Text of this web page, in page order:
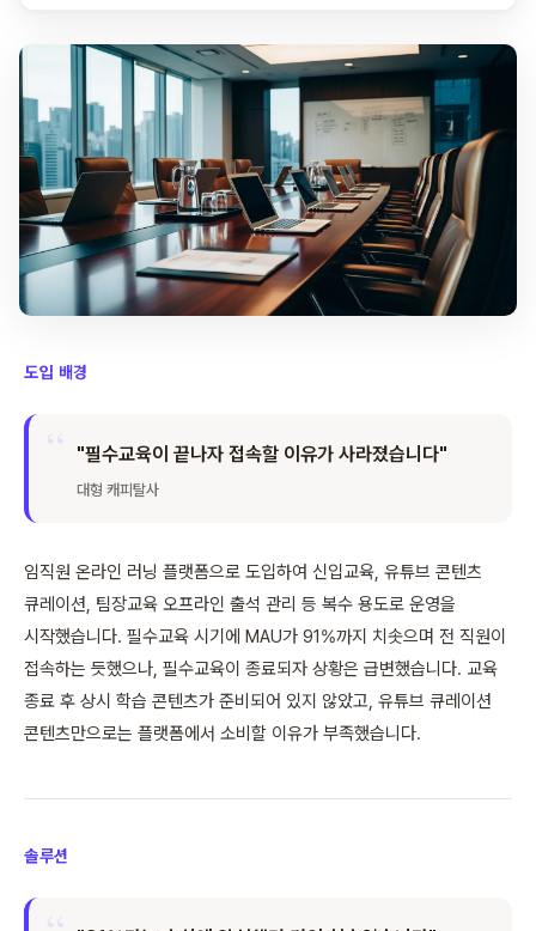
도입 배경
"필수교육이 끝나자 접속할 이유가 사라졌습니다"
대형 캐피탈사
임직원 온라인 러닝 플랫폼으로 도입하여 신입교육, 유튜브 콘텐츠
큐레이션, 팀장교육 오프라인 출석 관리 등 복수 용도로 운영을
시작했습니다. 필수교육 시기에 MAU가 91%까지 치솟으며 전 직원이
접속하는 듯했으나, 필수교육이 종료되자 상황은 급변했습니다. 교육
종료 후 상시 학습 콘텐츠가 준비되어 있지 않았고, 유튜브 큐레이션
콘텐츠만으로는 플랫폼에서 소비할 이유가 부족했습니다.
솔루션